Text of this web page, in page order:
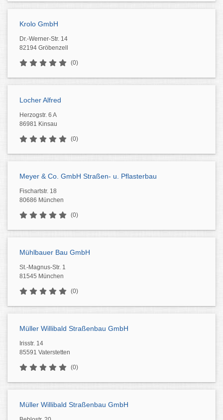
Krolo GmbH
Dr.-Werner-Str. 14
82194 Gröbenzell
(0)
Locher Alfred
Herzogstr. 6 A
86981 Kinsau
(0)
Meyer & Co. GmbH Straßen- u. Pflasterbau
Fischartstr. 18
80686 München
(0)
Mühlbauer Bau GmbH
St.-Magnus-Str. 1
81545 München
(0)
Müller Willibald Straßenbau GmbH
Irisstr. 14
85591 Vaterstetten
(0)
Müller Willibald Straßenbau GmbH